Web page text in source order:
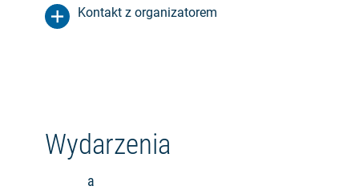
Kontakt z organizatorem
Wydarzenia
a